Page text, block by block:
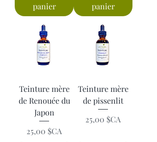
panier
panier
Teinture mère
de Renouée du
Japon
Prix
25,00 $CA
Teinture mère
de pissenlit
Prix
25,00 $CA